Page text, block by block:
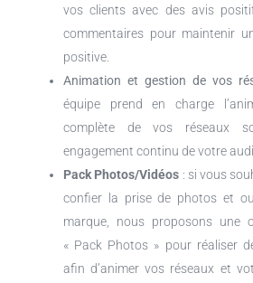
vos clients avec des avis
commentaires pour maintenir
positive.
Animation et gestion de vos
équipe prend en charge
complète de vos réseaux
engagement continu de votre
Pack Photos/Vidéos : si vous
confier la prise de photos et
marque, nous proposons une
« Pack Photos » pour réaliser
afin d’animer vos réseaux et